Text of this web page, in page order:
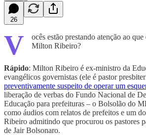
26
V
ocês estão prestando atenção ao
Milton Ribeiro?
Rápido: Milton Ribeiro é ex-ministro da
evangélicos governistas (ele é pastor
preventivamente suspeito de operar um
liberação de verbas do Fundo Nacional de
Educação para prefeituras – o Bolsolão do
como áudios com relatos de prefeitos e um
Ribeiro admitindo que procurou os pastores
de Jair Bolsonaro.